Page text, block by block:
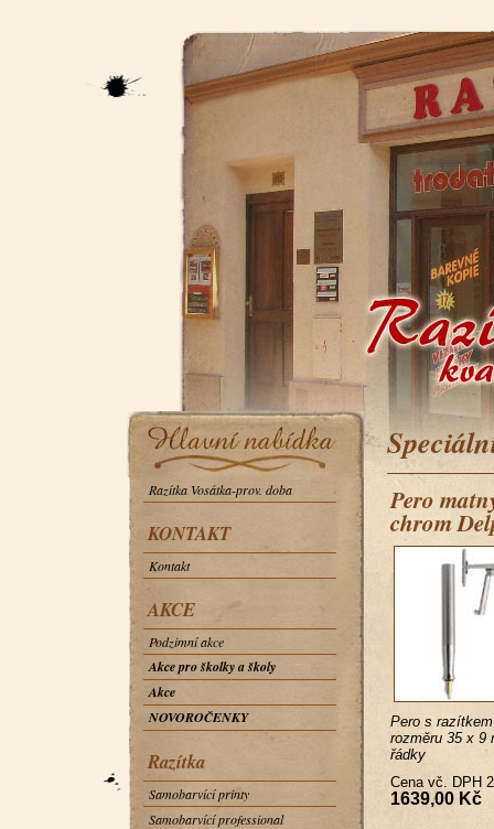
Razítka Vosátka-prov. doba
KONTAKT
Kontakt
AKCE
Podzimní akce
Akce pro školky a školy
Akce
NOVOROČENKY
Razítka
Samobarvící printy
Samobarvící professional
Pero
chrom
Pero s
rozměru 35 x 9
řádky
Cena vč. DPH
1639,00 Kč